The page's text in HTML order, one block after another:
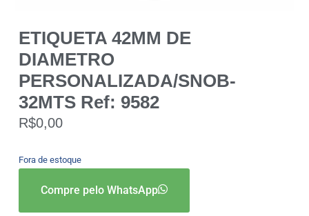
ETIQUETA 42MM DE
DIAMETRO
PERSONALIZADA/SNOB-
32MTS Ref: 9582
R$0,00
Fora de estoque
Compre pelo WhatsApp